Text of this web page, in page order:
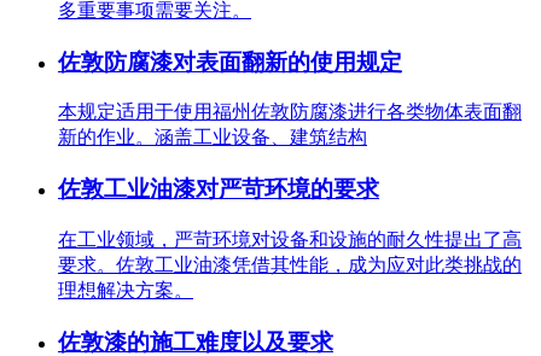
多重要事项需要关注。
佐敦防腐漆对表面翻新的使用规定
本规定适用于使用福州佐敦防腐漆进行各类物体表面翻
新的作业。涵盖工业设备、建筑结构
佐敦工业油漆对严苛环境的要求
在工业领域，严苛环境对设备和设施的耐久性提出了高
要求。佐敦工业油漆凭借其性能，成为应对此类挑战的
理想解决方案。
佐敦漆的施工难度以及要求